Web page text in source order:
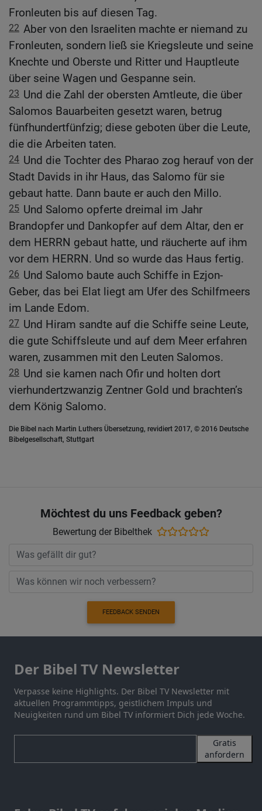
Fronleuten bis auf diesen Tag.
22 Aber von den Israeliten machte er niemand zu
Fronleuten, sondern ließ sie Kriegsleute und seine
Knechte und Oberste und Ritter und Hauptleute
über seine Wagen und Gespanne sein.
23 Und die Zahl der obersten Amtleute, die über
Salomos Bauarbeiten gesetzt waren, betrug
fünfhundertfünfzig; diese geboten über die Leute,
die die Arbeiten taten.
24 Und die Tochter des Pharao zog herauf von der
Stadt Davids in ihr Haus, das Salomo für sie
gebaut hatte. Dann baute er auch den Millo.
25 Und Salomo opferte dreimal im Jahr
Brandopfer und Dankopfer auf dem Altar, den er
dem HERRN gebaut hatte, und räucherte auf ihm
vor dem HERRN. Und so wurde das Haus fertig.
26 Und Salomo baute auch Schiffe in Ezjon-
Geber, das bei Elat liegt am Ufer des Schilfmeers
im Lande Edom.
27 Und Hiram sandte auf die Schiffe seine Leute,
die gute Schiffsleute und auf dem Meer erfahren
waren, zusammen mit den Leuten Salomos.
28 Und sie kamen nach Ofir und holten dort
vierhundertzwanzig Zentner Gold und brachten’s
dem König Salomo.
Die Bibel nach Martin Luthers Übersetzung, revidiert 2017, © 2016 Deutsche
Bibelgesellschaft, Stuttgart
Möchtest du uns Feedback geben?
Bewertung der Bibelthek
FEEDBACK SENDEN
Der Bibel TV Newsletter
Verpasse keine Highlights. Der Bibel TV Newsletter mit
aktuellen Programmtipps, geistlichem Impuls und
Neuigkeiten rund um Bibel TV informiert Dich jede Woche.
Gratis
anfordern